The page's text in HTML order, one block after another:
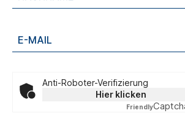
Anti-Roboter-Verifizierung
Hier klicken
Friendly